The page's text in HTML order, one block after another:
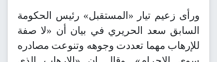
ورأى زعيم تيار «المستقبل» رئيس الحكومة
السابق سعد الحريري في بيان أن «لا صفة
للإرهاب مهما تعددت وجوهه وتنوعت مصادره